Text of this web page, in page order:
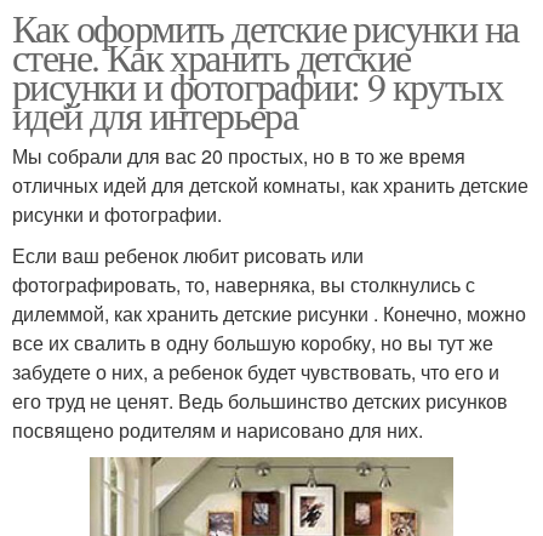
Как оформить детские рисунки на
стене. Как хранить детские
рисунки и фотографии: 9 крутых
идей для интерьера
Мы собрали для вас 20 простых, но в то же время
отличных идей для детской комнаты, как хранить детские
рисунки и фотографии.
Если ваш ребенок любит рисовать или
фотографировать, то, наверняка, вы столкнулись с
дилеммой, как хранить детские рисунки . Конечно, можно
все их свалить в одну большую коробку, но вы тут же
забудете о них, а ребенок будет чувствовать, что его и
его труд не ценят. Ведь большинство детских рисунков
посвящено родителям и нарисовано для них.